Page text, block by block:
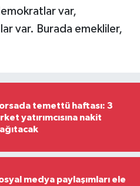
var,
var. Burada emekliler,
temettü haftası: 3
yatırımcısına nakit
medya paylaşımları ele